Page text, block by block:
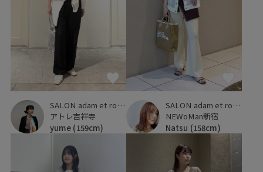
SALON adam et ropé
アトレ吉祥寺
yume (159cm)
SALON adam et ropé
NEWoMan新宿
Natsu (158cm)